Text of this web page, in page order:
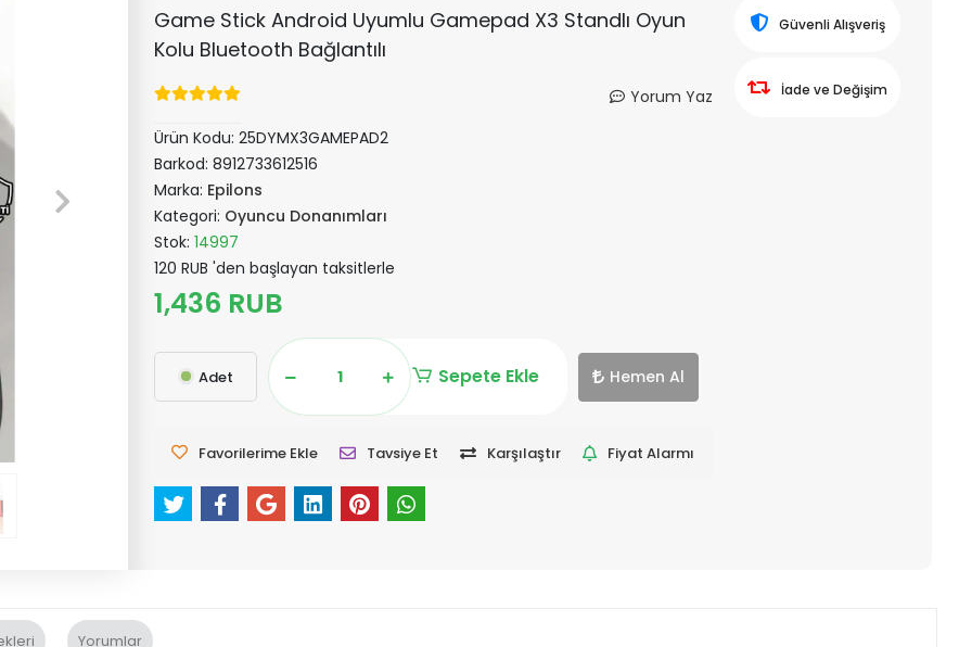
Game Stick Android Uyumlu Gamepad X3 Standlı Oyun
Kolu Bluetooth Bağlantılı
Yorum Yaz
Ürün Kodu:25DYMX3GAMEPAD2
Barkod:8912733612516
Marka: Epilons
Kategori: Oyuncu Donanımları
Stok:14997
120 RUB 'den başlayan taksitlerle
1,436 RUB
Adet Sepete Ekle Hemen Al
Favorilerime Ekle Tavsiye Et Karşılaştır Fiyat Alarmı
Güvenli Alışveriş
İade ve Değişim
Yorumlar